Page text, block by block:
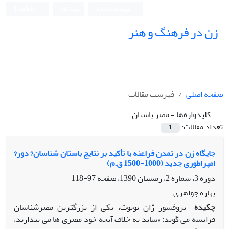
زن در فرهنگ و هنر
صفحه اصلی
فهرست مقالات
کلیدواژه‌ها =مصر باستان
تعداد مقالات:
1
جایگاه زن در تمدن فراعنه با تأکید بر نتایج باستان شناسان? دور?
امپراطوری جدید (1000-1500 ق.م)
دوره 3، شماره 2، زمستان 1390، صفحه
97-118
بهاره جواهری
چکیده پروفسور ژان یویوت، یکی از بزرگترین مصرشناسان
فرانسه می گوید: «شاید به خلاف آنچه خود مصری ها می پندارند،